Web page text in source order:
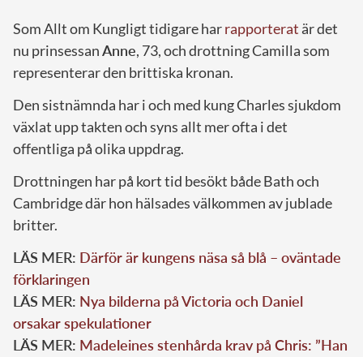
Som Allt om Kungligt tidigare harrapporterat är det
nu prinsessanAnne, 73, och drottning Camilla som
representerar den brittiska kronan.
Den sistnämnda har i och med kung Charles sjukdom
växlat upp takten och syns allt mer ofta i det
offentliga på olika uppdrag.
Drottningen har på kort tid besökt både Bath och
Cambridge där hon hälsades välkommen av jublade
britter.
LÄS MER: Därför är kungens näsa så blå – oväntade
förklaringen
LÄS MER: Nya bilderna på Victoria och Daniel
orsakar spekulationer
LÄS MER: Madeleines stenhårda krav på Chris: ”Han